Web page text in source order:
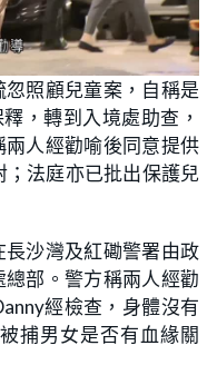
忽照顧兒童案，自稱是
，轉到入境處助查，
人經勸喻後同意提供
法庭亦已批出保護兒
沙灣及紅磡警署由政
部。警方稱兩人經勸
經檢查，身體沒有
捕男女是否有血緣關